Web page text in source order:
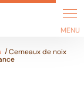
Cerneaux de noix